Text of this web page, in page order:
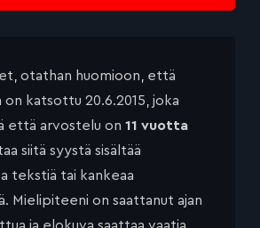
otathan huomioon, että
on katsottu 20.6.2015, joka
että arvostelu on 11 vuotta
siitä syystä sisältää
tekstiä tai kankeaa
Mielipiteeni on saattanut ajan
ja elokuva saattaa vaatia